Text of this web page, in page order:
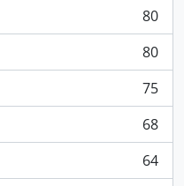
80
80
75
68
64